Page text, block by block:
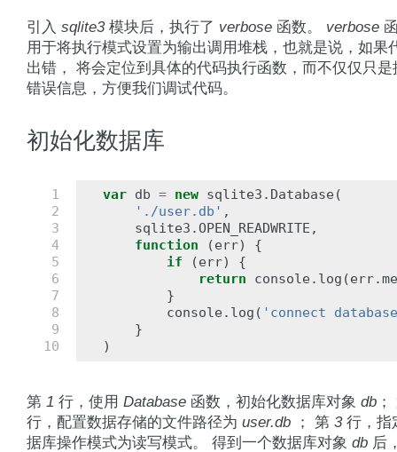
引入 sqlite3模块后，执行了 verbose 函数。 verbose
用于将执行模式设置为输出调用堆栈，也就是说，如果
出错， 将会定位到具体的代码执行函数，而不仅仅只是
错误信息，方便我们调试代码。
初始化数据库
1
2
3
4
5
6
7
8
9
10
var db = new sqlite3 . Database (
'./user.db' ,
sqlite3 . OPEN_READWRITE ,
function
(err)
{
if
(err)
{
return
console . log (err.
}
console . log ( 'connect
}
)
第 1 行，使用 Database 函数，初始化数据库对象 db
行，配置数据存储的文件路径为 user.db ； 第 3行，指
据库操作模式为读写模式。 得到一个数据库对象 db 后